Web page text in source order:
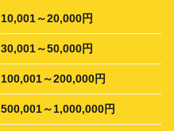
10,001～20,000円
30,001～50,000円
100,001～200,000円
500,001～1,000,000円